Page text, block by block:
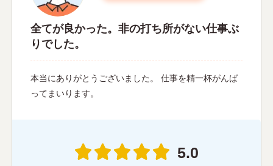
全てが良かった。非の打ち所がない仕事ぶ
りでした。
本当にありがとうございました。 仕事を精一杯がんば
ってまいります。
5.0